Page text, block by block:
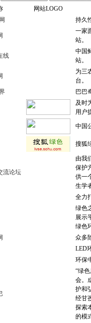
网站LOGO
持久
一家
站。
线
中国
站。
为三
台。
巴巴
及时
用户
中国
搜狐
流论坛
由我
保护
供一
生学
全力
绿色
展示
绿色
众多
LED
环保
“绿
会。
护和
经甘
探索
的模